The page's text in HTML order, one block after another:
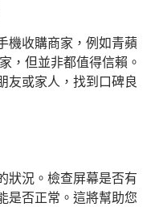
機收購商家，例如青蘋
，但並非都值得信賴。
友或家人，找到口碑良
狀況。檢查屏幕是否有
是否正常。這將幫助您